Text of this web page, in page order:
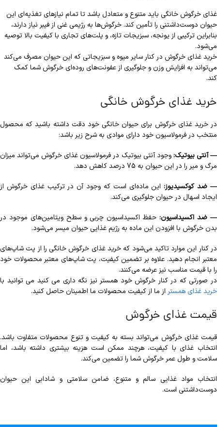
غذای خرگوش خانگی باید متنوع و متعادل باشد تا تمام نیازهای تغذیه‌ای این
حیوان دوست‌داشتنی را تأمین کند. خرگوش‌ها به رژیمی غنی از فیبر نیاز دارند،
بنابراین ترکیبی از یونجه، سبزیجات تازه، و پلت‌های تجاری با کیفیت بالا توصیه
می‌شود.
خرید غذای خرگوش در کنار سایر میوه و سبزیجاتی که این حیوان مصرف می‌کند
می‌تواند به افزایش وزن و جلوگیری از عفونت‌های روده‌ای خرگوش شما کمک
کند.
خرید غذای خرگوش خانگی
در خرید غذای خرگوش برای حیوان خانگی خود دقت داشته باشید که محصول
منتخب در فرمولاسیون خود دارای موادی به شرح زیر باشد:
— آنتی بیوتیک:وجود آنتی بیوتیک در فرمولاسیون غذای خرگوش می‌تواند میزان
مرگ و میر را در این حیوان به 75 درصد کاهش دهد.
— ضد کوکسیدیوز:این ماده‌ای است که وجود آن در ترکیب غذای خرگوش از
ایجاد اسهال در حیوان جلوگیری می‌کند.
— ضد اکسیداسیون:حفظ اکسیداسیون چربی و سطح ویتامین‌های موجود در
بدن خرگوش با افزودن این ماده به رژیم غذایی حیوان میسر می‌شود.
در کنار این موارد تاکید می‌شود که خرید غذای خرگوش خانگی را از پت شاپ‌های
معتبر انجام دهید. علاوه بر تضمین کیفیت، پت شاپ‌های معتبر محصولات خود
را با قیمت مناسب نیز عرضه می‌کنند.
در صورتی که در کنار خرگوش خود همستر نیز نگه داری می کنید می توانید با
خرید غذای همستر از ما از کیفیت محصولات ما اطمینان حاصل کنید.
قیمت غذای خرگوش
قیمت غذای خرگوش می‌تواند بسته به کیفیت و تنوع محصولات متفاوت باشد.
انتخاب غذای با کیفیت، هرچند ممکن است هزینه بیشتری داشته باشد، اما
سلامت و طول عمر خرگوش شما را تضمین می‌کند.
انتخاب مواد غذایی سالم و متنوع، ضامن سلامتی و شادابی این حیوان
دوست‌داشتنی است.